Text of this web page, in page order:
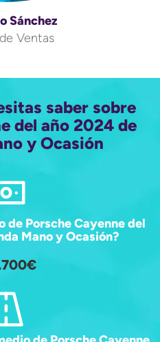
Sánchez
Ventas
saber sobre
del año 2024 de
y Ocasión
de Porsche Cayenne del
Mano y Ocasión?